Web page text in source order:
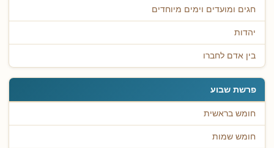
חגים ומועדים וימים מיוחדים
יהדות
בין אדם לחברו
פרשת שבוע
חומש בראשית
חומש שמות